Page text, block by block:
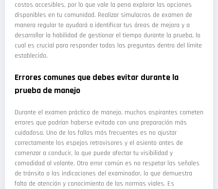
costos accesibles, por lo que vale la pena explorar las opciones
disponibles en tu comunidad. Realizar simulacros de examen de
manera regular te ayudará a identificar tus áreas de mejora y a
desarrollar la habilidad de gestionar el tiempo durante la prueba, lo
cual es crucial para responder todas las preguntas dentro del límite
establecido.
Errores comunes que debes evitar durante la
prueba de manejo
Durante el examen práctico de manejo, muchos aspirantes cometen
errores que podrían haberse evitado con una preparación más
cuidadosa. Uno de los fallos más frecuentes es no ajustar
correctamente los espejos retrovisores y el asiento antes de
comenzar a conducir, lo que puede afectar tu visibilidad y
comodidad al volante. Otro error común es no respetar las señales
de tránsito o las indicaciones del examinador, lo que demuestra
falta de atención y conocimiento de las normas viales. Es